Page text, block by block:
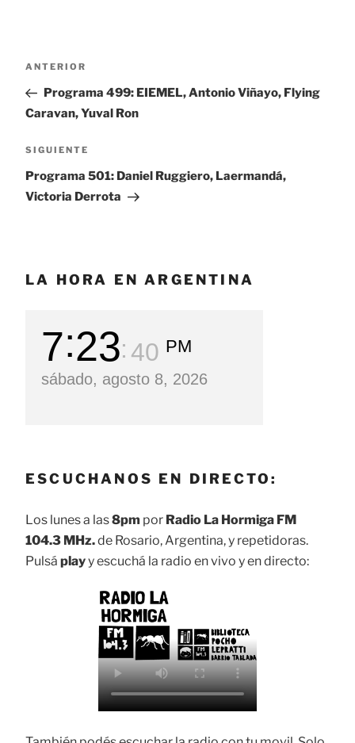
Navegación
entradas
Entrada
anterior:
ANTERIOR
Programa 499: EIEMEL, Antonio Viñayo, Flying
Caravan, Yuval Ron
Siguiente
entrada
SIGUIENTE
Programa 501: Daniel Ruggiero, Laermandá,
Victoria Derrota
LA HORA EN ARGENTINA
7 23 41 PM
sábado, agosto 8, 2026
ESCUCHANOS EN DIRECTO:
Los lunes a las8pm por Radio La Hormiga FM
104.3 MHz.de Rosario, Argentina, y repetidoras.
Pulsá playy escuchá la radio en vivo y en directo: